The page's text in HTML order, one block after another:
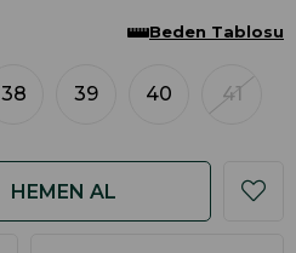
38 39 40 41
Beden Tablosu